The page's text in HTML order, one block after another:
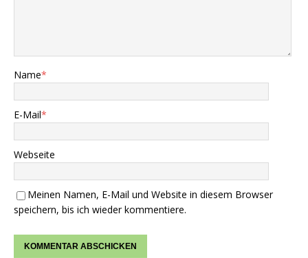
Name*
E-Mail*
Webseite
Meinen Namen, E-Mail und Website in diesem Browser
speichern, bis ich wieder kommentiere.